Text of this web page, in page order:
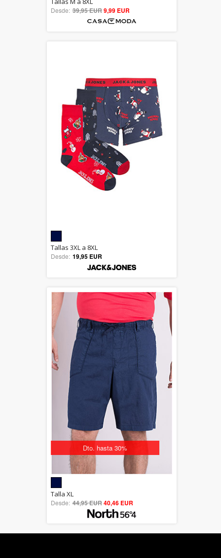
out of 5
Desde: 39,95 EUR9,99 EUR
5.00
out of 5
Tallas 3XL a 8XL
Desde: 19,95 EUR
Dto. hasta 30%
out of 5
Talla XL
Desde: 44,95 EUR40,46 EUR